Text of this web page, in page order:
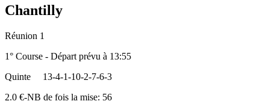
Chantilly
Réunion 1
1° Course - Départ prévu à 13:55
Quinte
13-4-1-10-2-7-6-3
2.0 €-NB de fois la mise: 56